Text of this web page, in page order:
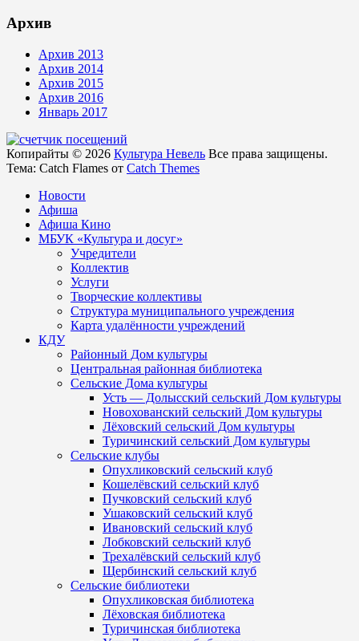
Архив
Архив 2013
Архив 2014
Архив 2015
Архив 2016
Январь 2017
Копирайты © 2026 Культура Невель Все права защищены.
Тема: Catch Flames от Catch Themes
Новости
Афиша
Афиша Кино
МБУК «Культура и досуг»
Учредители
Коллектив
Услуги
Творческие коллективы
Структура муниципального учреждения
Карта удалённости учреждений
КДУ
Районный Дом культуры
Центральная районная библиотека
Сельские Дома культуры
Усть — Долысский сельский Дом культуры
Новохованский сельский Дом культуры
Лёховский сельский Дом культуры
Туричинский сельский Дом культуры
Сельские клубы
Опухликовский сельский клуб
Кошелёвский сельский клуб
Пучковский сельский клуб
Ушаковский сельский клуб
Ивановский сельский клуб
Лобковский сельский клуб
Трехалёвский сельский клуб
Щербинский сельский клуб
Сельские библиотеки
Опухликовская библиотека
Лёховская библиотека
Туричинская библиотека